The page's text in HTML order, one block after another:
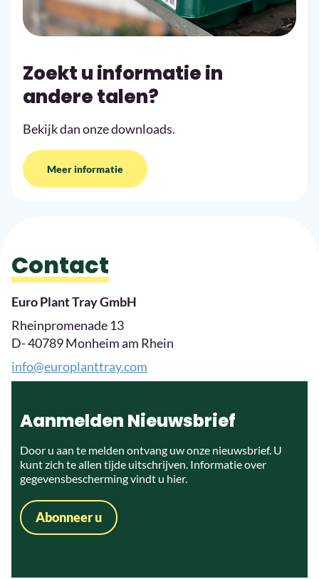
Zoekt u informatie in
andere talen?
Bekijk dan onze downloads.
Meer informatie
Contact
Euro Plant Tray GmbH
Rheinpromenade 13
D- 40789 Monheim am Rhein
info@europlanttray.com
Aanmelden Nieuwsbrief
Door u aan te melden ontvang uw onze nieuwsbrief. U
kunt zich te allen tijde uitschrijven. Informatie over
gegevensbescherming vindt u hier.
Abonneer u